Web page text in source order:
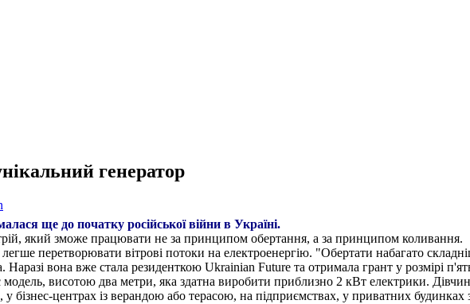
генератор
ще до початку російської війни в Україні.
який зможе працювати не за принципом обертання, а за принципом коливання.
перетворювати вітрові потоки на електроенергію. "Обертати набагато
Наразі вона вже стала резиденткою Ukrainian Future та отримала грант у розмірі
модель, висотою два метри, яка здатна виробити приблизно 2 кВт електрики.
бізнес-центрах із верандою або терасою, на підприємствах, у приватних будинках